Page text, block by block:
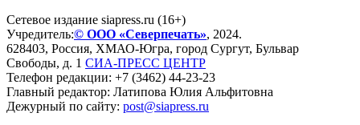
Сетевое издание siapress.ru (16+)
Учредитель:© ООО «Северпечать», 2024.
628403, Россия, ХМАО-Югра, город Сургут, Бульвар
Свободы, д. 1 СИА-ПРЕСС ЦЕНТР
Телефон редакции: +7 (3462) 44-23-23
Главный редактор: Латипова Юлия Альфитовна
Дежурный по сайту: post@siapress.ru